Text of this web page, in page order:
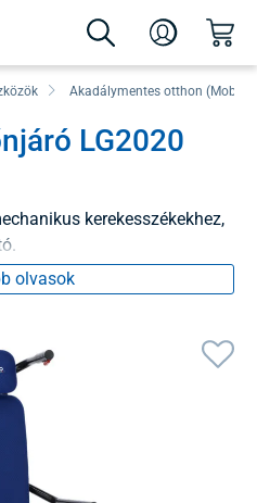
Akadálymentes otthon
LG2020
kerekesszékekhez,
olvasok